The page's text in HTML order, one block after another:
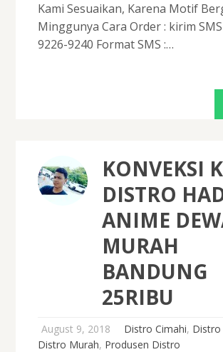
Kami Sesuaikan, Karena Motif
Minggunya Cara Order : kirim
9226-9240 Format SMS :…
KONVEKSI
DISTRO
ANIME
MURAH
BANDUNG
25RIBU
August 9, 2018 Distro Cimahi, Distro
Distro Murah, Produsen Distro